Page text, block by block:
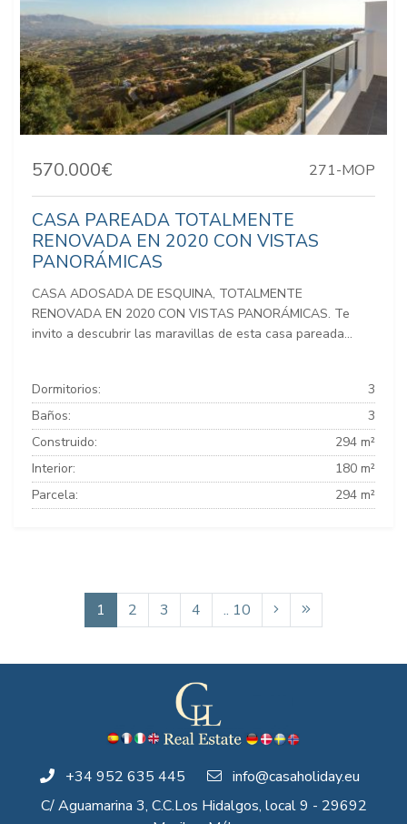
570.000€ 271-MOP
CASA PAREADA TOTALMENTE
RENOVADA EN 2020 CON VISTAS
PANORÁMICAS
CASA ADOSADA DE ESQUINA, TOTALMENTE
RENOVADA EN 2020 CON VISTAS PANORÁMICAS. Te
invito a descubrir las maravillas de esta casa pareada...
Dormitorios:
3
Baños:
3
Construido:
294 m²
Interior:
180 m²
Parcela:
294 m²
1 2 3 4 .. 10
+34 952 635 445
info@casaholiday.eu
C/ Aguamarina 3, C.C.Los Hidalgos, local 9 - 29692